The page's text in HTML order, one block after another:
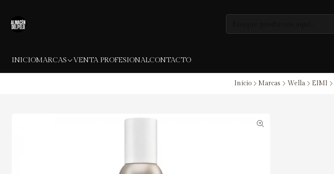
INICIOMARCAS VENTA PROFESIONALCONTACTO
Inicio Marcas Wella EIMI